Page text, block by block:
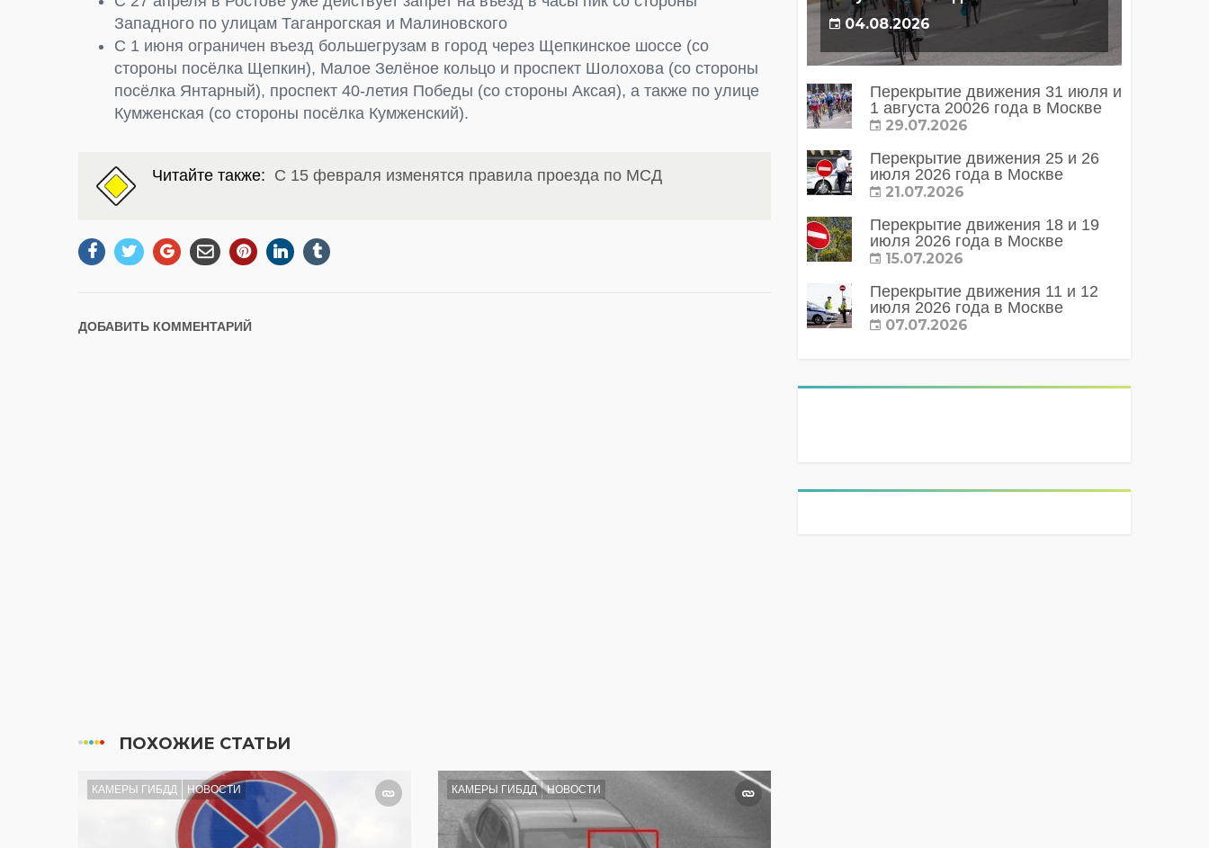
Западного по улицам Таганрогская и Малиновского
С 1 июня ограничен въезд большегрузам в город через Щепкинское шоссе (со
стороны посёлка Щепкин), Малое Зелёное кольцо и проспект Шолохова (со стороны
посёлка Янтарный), проспект 40-летия Победы (со стороны Аксая), а также по улице
Кумженская (со стороны посёлка Кумженский).
Читайте также: С 15 февраля изменятся правила проезда по МСД
ДОБАВИТЬ КОММЕНТАРИЙ
ПОХОЖИЕ СТАТЬИ
КАМЕРЫ ГИБДД НОВОСТИ КАМЕРЫ ГИБДД НОВОСТИ
04.08.2026
Перекрытие движения 31 июля и
1 августа 20026 года в Москве
29.07.2026
Перекрытие движения 25 и 26
июля 2026 года в Москве
21.07.2026
Перекрытие движения 18 и 19
июля 2026 года в Москве
15.07.2026
Перекрытие движения 11 и 12
июля 2026 года в Москве
07.07.2026